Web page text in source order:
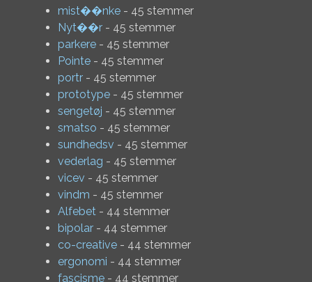
mist��nke - 45 stemmer
Nyt��r - 45 stemmer
parkere - 45 stemmer
Pointe - 45 stemmer
portr - 45 stemmer
prototype - 45 stemmer
sengetøj - 45 stemmer
smatso - 45 stemmer
sundhedsv - 45 stemmer
vederlag - 45 stemmer
vicev - 45 stemmer
vindm - 45 stemmer
Alfebet - 44 stemmer
bipolar - 44 stemmer
co-creative - 44 stemmer
ergonomi - 44 stemmer
fascisme - 44 stemmer